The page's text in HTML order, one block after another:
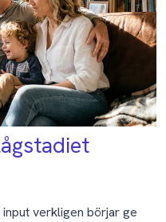
verkligen börjar ge